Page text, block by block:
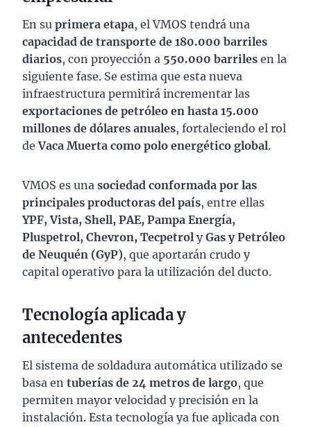
En su primera etapa, el VMOS tendrá una
capacidad de transporte de 180.000 barriles
diarios, con proyección a 550.000 barriles en la
siguiente fase. Se estima que esta nueva
infraestructura permitirá incrementar las
exportaciones de petróleo en hasta 15.000
millones de dólares anuales, fortaleciendo el rol
deVaca Muerta como polo energético global.
VMOS es una sociedad conformada por las
principales productoras del país, entre ellas
YPF, Vista, Shell, PAE, Pampa Energía,
Pluspetrol, Chevron, Tecpetrol yGas y Petróleo
de Neuquén (GyP), que aportarán crudo y
capital operativo para la utilización del ducto.
Tecnología aplicada y
antecedentes
El sistema de soldadura automática utilizado se
basa en tuberías de 24 metros de largo, que
permiten mayor velocidad y precisión en la
instalación. Esta tecnología ya fue aplicada con